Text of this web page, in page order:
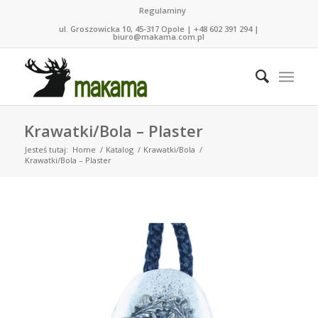
Regulaminy
ul. Groszowicka 10, 45-317 Opole | +48 602 391 294 |
biuro@makama.com.pl
Krawatki/Bola – Plaster
Jesteś tutaj: Home / Katalog / Krawatki/Bola /
Krawatki/Bola – Plaster